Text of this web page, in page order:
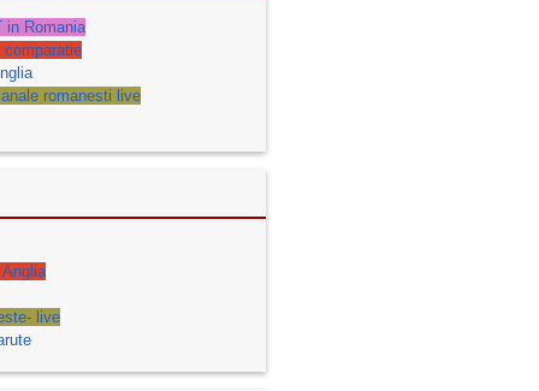
in Romania
comparatie
romanesti live
live